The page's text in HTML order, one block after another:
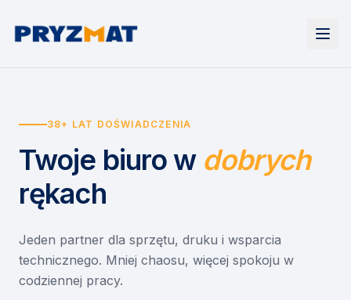
Urządzenia
Drukarki i urządzenia wielofunkcyjne
Etykiety i identyfikacja
Skanery i obieg dokumentów
Monitory interaktywne
Niszczarki dokumentów
Wynajem drukarek
Wynajem urządzeń biurowych
Asystent druku
EZD RP
Misja szkoła
Serwis
O nas
Kontakt
38+ LAT DOŚWIADCZENIA
Twoje biuro w dobrych
rękach
Jeden partner dla sprzętu, druku i wsparcia
technicznego. Mniej chaosu, więcej spokoju w
codziennej pracy.